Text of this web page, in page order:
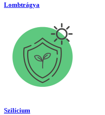
Lombtrágya
Szilícium